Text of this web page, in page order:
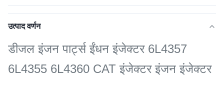
उत्पाद वर्णन
डीजल इंजन पार्ट्स ईंधन इंजेक्टर 6L4357
6L4355 6L4360 CAT इंजेक्टर इंजन इंजेक्टर